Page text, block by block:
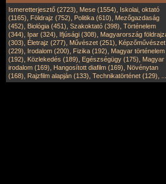
Ismeretterjesztő (2723), Mese (1554), Iskolai, oktató
(1165), Földrajz (752), Politika (610), Mezőgazdaság
(452), Biológia (451), Szakoktató (398), Történelem
(344), Ipar (324), Ifjúsági (308), Magyarország
(303), Életrajz (277), Művészet (251), Képzőművészet
(229), Irodalom (200), Fizika (192), Magyar történelem
(192), Közlekedés (189), Egészségügy (175), Magyar
irodalom (169), Hangosított diafilm (169), Növénytan
(168), Rajzfilm alapján (133), Technikatörténet (129),